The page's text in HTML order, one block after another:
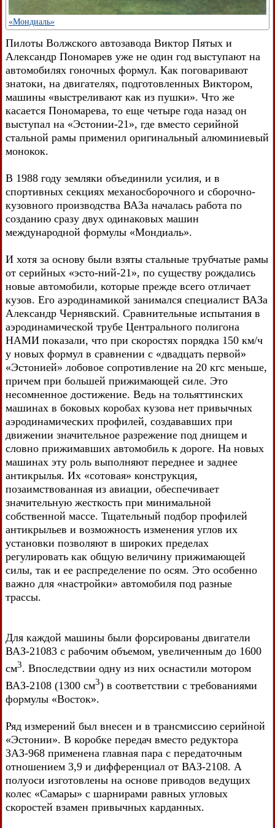
«Мондиаль»
Пилоты Волжского автозавода Виктор Пятых и
Александр Пономарев уже не один год выступают на
автомобилях гоночных формул. Как поговаривают
знатоки, на двигателях, подготовленных Виктором,
машины «выстреливают как из пушки». Что же
касается Пономарева, то еще четыре года назад он
выступал на «Эстонии-21», где вместо серийной
стальной рамы применил оригинальный алюминиевый
монокок.
В 1988 году земляки объединили усилия, и в
спортивных секциях механосборочного и сборочно-
кузовного производства ВАЗа началась работа по
созданию сразу двух одинаковых машин
международной формулы «Мондиаль».
И хотя за основу были взяты стальные трубчатые рамы
от серийных «эсто-ний-21», по существу рождались
новые автомобили, которые прежде всего отличает
кузов. Его аэродинамикой занимался специалист ВАЗа
Александр Чернявский. Сравнительные испытания в
аэродинамической трубе Центрального полигона
НАМИ показали, что при скоростях порядка 150 км/ч
у новых формул в сравнении с «двадцать первой»
«Эстонией» лобовое сопротивление на 20 кгс меньше,
причем при большей прижимающей силе. Это
несомненное достижение. Ведь на тольяттинских
машинах в боковых коробах кузова нет привычных
аэродинамических профилей, создававших при
движении значительное разрежение под днищем и
словно прижимавших автомобиль к дороге. На новых
машинах эту роль выполняют переднее и заднее
антикрылья. Их «сотовая» конструкция,
позаимствованная из авиации, обеспечивает
значительную жесткость при минимальной
собственной массе. Тщательный подбор профилей
антикрыльев и возможность изменения углов их
установки позволяют в широких пределах
регулировать как общую величину прижимающей
силы, так и ее распределение по осям. Это особенно
важно для «настройки» автомобиля под разные
трассы.
Для каждой машины были форсированы двигатели
ВАЗ-21083 с рабочим объемом, увеличенным до 1600
см3. Впоследствии одну из них оснастили мотором
ВАЗ-2108 (1300 см3) в соответствии с требованиями
формулы «Восток».
Ряд измерений был внесен и в трансмиссию серийной
«Эстонии». В коробке передач вместо редуктора
ЗАЗ-968 применена главная пара с передаточным
отношением 3,9 и дифференциал от ВАЗ-2108. А
полуоси изготовлены на основе приводов ведущих
колес «Самары» с шарнирами равных угловых
скоростей взамен привычных карданных.